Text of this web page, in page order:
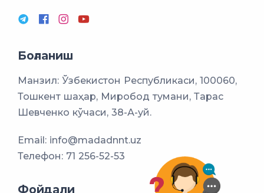
Боғланиш
Манзил: Ўзбекистон Республикаси, 100060,
Тошкент шаҳар, Миробод тумани, Тарас
Шевченко кўчаси, 38-А-уй.
Email: info@madadnnt.uz
Телефон: 71 256-52-53
Фойдали